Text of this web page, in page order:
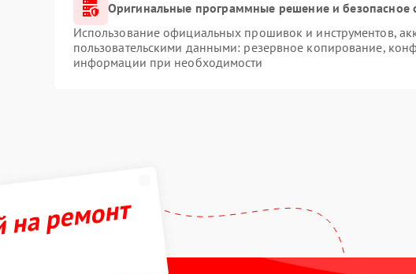
Оригинальные программные решение и безопасное
Использование официальных прошивок и инструментов,
пользовательскими данными: резервное копирование,
информации при необходимости
ремонт